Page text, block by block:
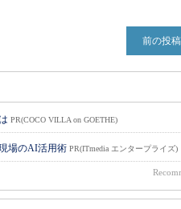
前の投
PR(COCO VILLA on GOETHE)
場のAI活用術 PR(ITmedia エンタープライズ)